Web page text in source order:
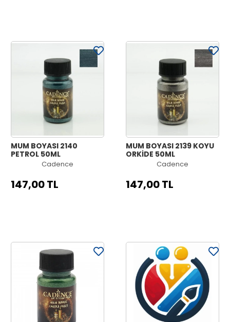
MUM BOYASI 2140
PETROL 50ML
Cadence
147,00 TL
MUM BOYASI 2139 KOYU
ORKİDE 50ML
Cadence
147,00 TL